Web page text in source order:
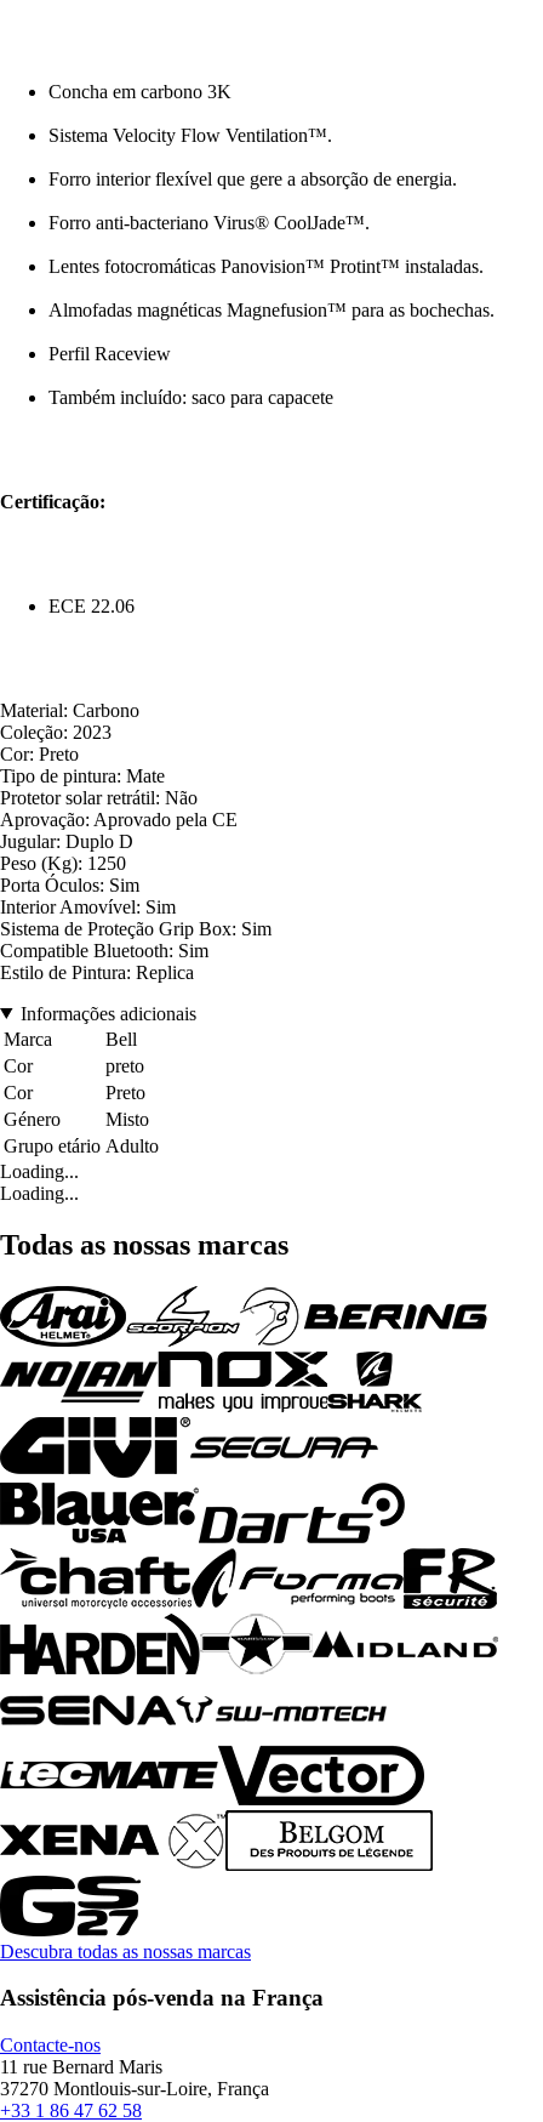
Concha em carbono 3K
Sistema Velocity Flow Ventilation™.
Forro interior flexível que gere a absorção de energia.
Forro anti-bacteriano Virus® CoolJade™.
Lentes fotocromáticas Panovision™ Protint™ instaladas.
Almofadas magnéticas Magnefusion™ para as bochechas.
Perfil Raceview
Também incluído: saco para capacete
Certificação:
ECE 22.06
Material: Carbono
Coleção: 2023
Cor: Preto
Tipo de pintura: Mate
Protetor solar retrátil: Não
Aprovação: Aprovado pela CE
Jugular: Duplo D
Peso (Kg): 1250
Porta Óculos: Sim
Interior Amovível: Sim
Sistema de Proteção Grip Box: Sim
Compatible Bluetooth: Sim
Estilo de Pintura: Replica
Informações adicionais
Marca
Bell
Cor
preto
Cor
Preto
Género
Misto
Grupo etário Adulto
Loading...
Loading...
Todas as nossas marcas
Descubra todas as nossas marcas
Assistência pós-venda na França
Contacte-nos
11 rue Bernard Maris
37270 Montlouis-sur-Loire, França
+33 1 86 47 62 58